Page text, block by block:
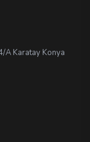
A Karatay Konya